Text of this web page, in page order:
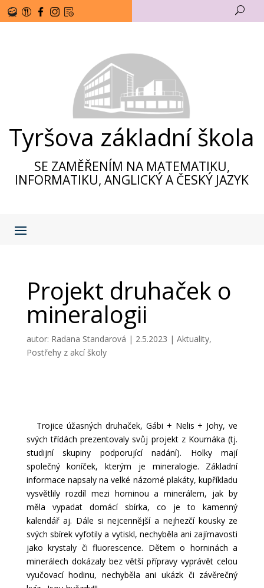
U
Tyršova základní škola
SE ZAMĚŘENÍM NA MATEMATIKU,
INFORMATIKU, ANGLICKÝ A ČESKÝ JAZYK
Projekt druhaček o
mineralogii
autor: Radana Standarová | 2.5.2023 | Aktuality,
Postřehy z akcí školy
Trojice úžasných druhaček, Gábi + Nelis + Johy, ve
svých třídách prezentovaly svůj projekt z Koumáka (tj.
studijní skupiny podporující nadání). Holky mají
společný koníček, kterým je mineralogie. Základní
informace napsaly na velké názorné plakáty, kupříkladu
vysvětlily rozdíl mezi horninou a minerálem, jak by
měla vypadat domácí sbírka, co je to kamenný
kalendář aj. Dále si nejcennější a nejhezčí kousky ze
svých sbírek vyfotily a vytiskl, nechyběla ani zajímavosti
jako krystaly či fluorescence. Dětem o horninách a
minerálech dokázaly bez větší přípravy vyprávět celou
vyučovací hodinu, nechyběla ani ukázk či závěrečný